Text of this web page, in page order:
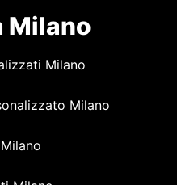
Milano
Milano
Milano